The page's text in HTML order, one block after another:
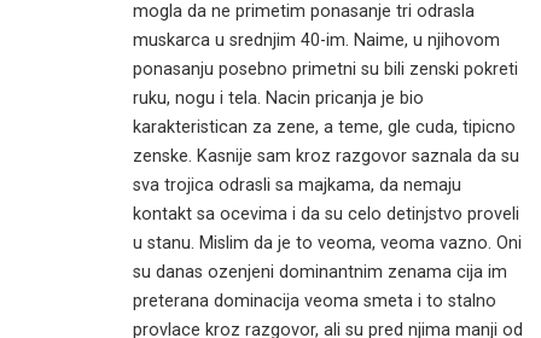
mogla da ne primetim ponasanje tri odrasla
muskarca u srednjim 40-im. Naime, u njihovom
ponasanju posebno primetni su bili zenski pokreti
ruku, nogu i tela. Nacin pricanja je bio
karakteristican za zene, a teme, gle cuda, tipicno
zenske. Kasnije sam kroz razgovor saznala da su
sva trojica odrasli sa majkama, da nemaju
kontakt sa ocevima i da su celo detinjstvo proveli
u stanu. Mislim da je to veoma, veoma vazno. Oni
su danas ozenjeni dominantnim zenama cija im
preterana dominacija veoma smeta i to stalno
provlace kroz razgovor, ali su pred njima manji od